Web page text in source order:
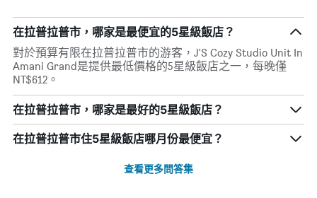
在拉普拉普市​，哪家是最便宜的5星級飯店？
對於預算有限在拉普拉普市的游客，J'S Cozy Studio Unit In
Amani Grand​是提供最低價格的5星級飯店之一，每晚僅
NT$612。
在拉普拉普市，哪家是最好的5星級飯店？
在拉普拉普市住5星級飯店哪月份最便宜？
查看更多問答集